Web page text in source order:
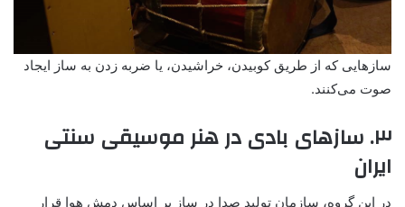
سازهایی که از طریق کوبیدن، خراشیدن، یا ضربه زدن به ساز ایجاد
صوت می‌کنند.
۳. سازهای بادی در هنر موسیقی سنتی
ایران
در این گروه، سازمان تولید صدا در ساز بر اساس دمش هوا قرار